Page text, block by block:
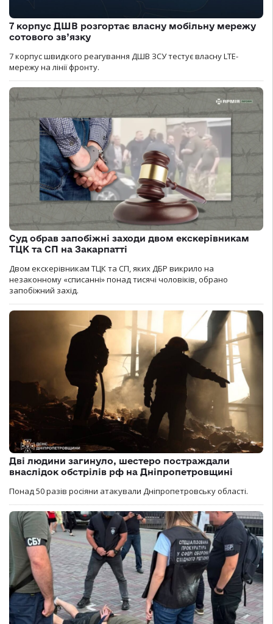
7 корпус ДШВ розгортає власну мобільну мережу
сотового зв’язку
7 корпус швидкого реагування ДШВ ЗСУ тестує власну LTE-
мережу на лінії фронту.
Суд обрав запобіжні заходи двом екскерівникам
ТЦК та СП на Закарпатті
Двом екскерівникам ТЦК та СП, яких ДБР викрило на
незаконному «списанні» понад тисячі чоловіків, обрано
запобіжний захід.
Дві людини загинуло, шестеро постраждали
внаслідок обстрілів рф на Дніпропетровщині
Понад 50 разів росіяни атакували Дніпропетровську області.